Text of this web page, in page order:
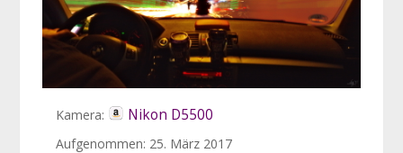
Kamera: Nikon D5500
Aufgenommen: 25. März 2017